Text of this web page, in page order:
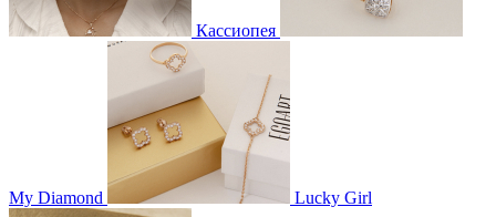
Кассиопея
My Diamond Lucky Girl